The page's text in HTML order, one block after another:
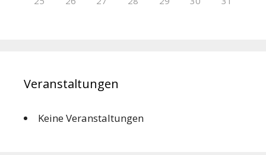
Veranstaltungen
Keine Veranstaltungen